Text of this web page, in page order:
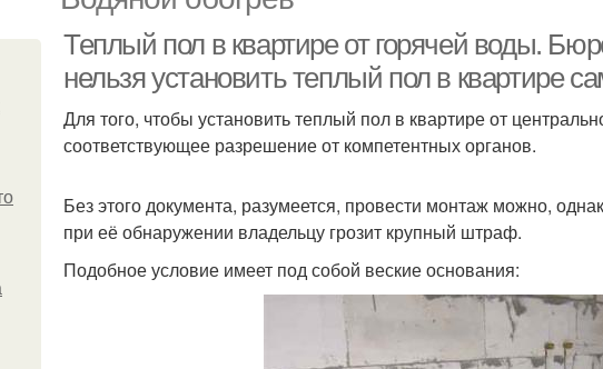
Теплый пол в квартире от горячей воды.
нельзя установить теплый пол в квартире
Для того, чтобы установить теплый пол в квартире от
соответствующее разрешение от компетентных органов.
Без этого документа, разумеется, провести монтаж можно,
при её обнаружении владельцу грозит крупный штраф.
Подобное условие имеет под собой веские основания: